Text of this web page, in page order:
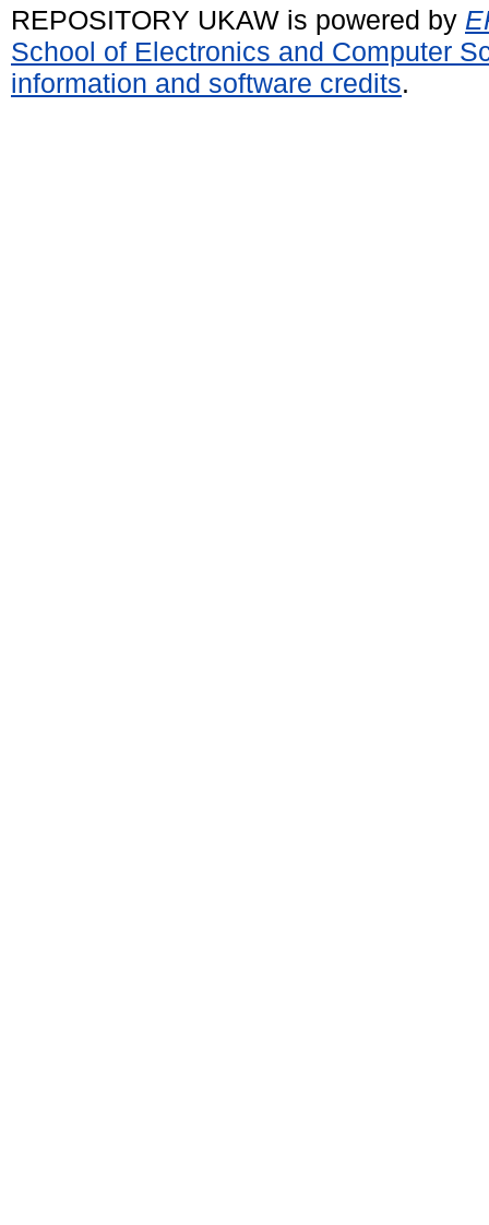
REPOSITORY UKAW is powered by
School of Electronics and Computer
information and software credits.